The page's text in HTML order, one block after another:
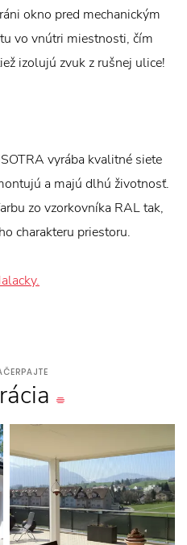
okno pred mechanickým
vo vnútri miestnosti, čím
izolujú zvuk z rušnej ulice!
vyrába kvalitné siete
a majú dlhú životnosť.
zo vzorkovníka RAL tak,
charakteru priestoru.